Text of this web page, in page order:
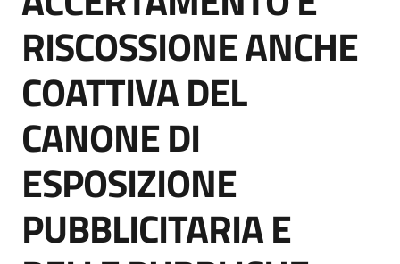
English
site
Seguici
su
RISCOSSIONE ANCHE
COATTIVA DEL
CANONE DI
ESPOSIZIONE
PUBBLICITARIA E